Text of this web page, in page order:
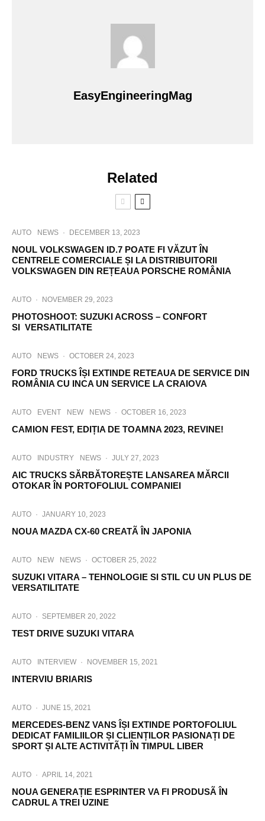
EasyEngineeringMag
Related
AUTO NEWS · DECEMBER 13, 2023
NOUL VOLKSWAGEN ID.7 POATE FI VĂZUT ÎN
CENTRELE COMERCIALE ȘI LA DISTRIBUITORII
VOLKSWAGEN DIN REȚEAUA PORSCHE ROMÂNIA
AUTO · NOVEMBER 29, 2023
PHOTOSHOOT: SUZUKI ACROSS – CONFORT
SI VERSATILITATE
AUTO NEWS · OCTOBER 24, 2023
FORD TRUCKS ÎȘI EXTINDE RETEAUA DE SERVICE DIN
ROMÂNIA CU INCA UN SERVICE LA CRAIOVA
AUTO EVENT NEW NEWS · OCTOBER 16, 2023
CAMION FEST, EDIȚIA DE TOAMNA 2023, REVINE!
AUTO INDUSTRY NEWS · JULY 27, 2023
AIC TRUCKS SĂRBĂTOREȘTE LANSAREA MĂRCII
OTOKAR ÎN PORTOFOLIUL COMPANIEI
AUTO · JANUARY 10, 2023
NOUA MAZDA CX-60 CREATÃ ÎN JAPONIA
AUTO NEW NEWS · OCTOBER 25, 2022
SUZUKI VITARA – TEHNOLOGIE SI STIL CU UN PLUS DE
VERSATILITATE
AUTO · SEPTEMBER 20, 2022
TEST DRIVE SUZUKI VITARA
AUTO INTERVIEW · NOVEMBER 15, 2021
INTERVIU BRIARIS
AUTO · JUNE 15, 2021
MERCEDES-BENZ VANS ÎȘI EXTINDE PORTOFOLIUL
DEDICAT FAMILIILOR ȘI CLIENȚILOR PASIONAȚI DE
SPORT ȘI ALTE ACTIVITÃȚI ÎN TIMPUL LIBER
AUTO · APRIL 14, 2021
NOUA GENERAȚIE ESPRINTER VA FI PRODUSÃ ÎN
CADRUL A TREI UZINE